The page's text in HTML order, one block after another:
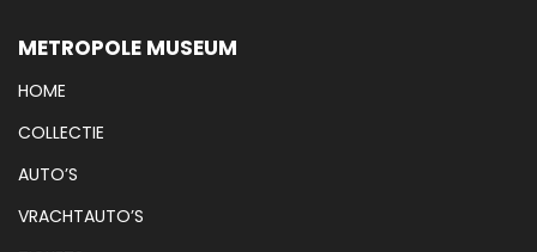
METROPOLE MUSEUM
HOME
COLLECTIE
AUTO’S
VRACHTAUTO’S